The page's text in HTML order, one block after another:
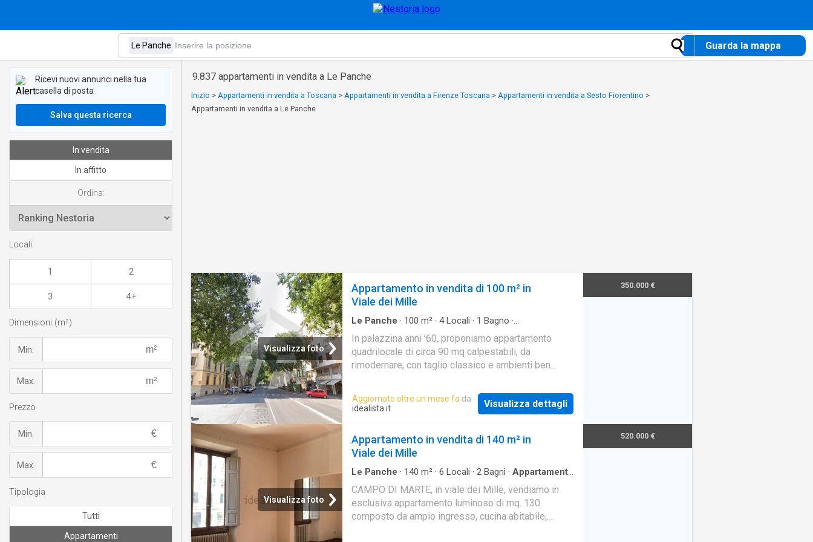
Guarda la mappa
9.837 appartamenti in vendita a Le Panche
Inizio > Appartamenti in vendita a Toscana > Appartamenti in vendita a Firenze Toscana > Appartamenti in vendita a Sesto Fiorentino >
Appartamenti in vendita a Le Panche
Visualizza foto
Appartamento in vendita di 100 m² in
Viale dei Mille
Le Panche · 100 m² · 4Locali · 1 Bagno ·
In palazzina anni ’60, proponiamo appartamento
quadrilocale di circa 90 mq calpestabili, da
rimodernare, con taglio classico e ambienti ben
cucina abitabile, soggiorno, due camere da letto,
bagno finestrato e comodo ripostiglio. Tra gli
accessori una cantina nel piano seminterrato! Punto
come secondo ingresso indipendente, senza
necessità di passaggio dal condominio
Aggiornato oltre un mese fa da
idealista.it
Visualizza dettagli
350.000 €
Visualizza foto
Appartamento in vendita di 140 m² in
Viale dei Mille
Le Panche · 140 m² · 6 Locali · 2 Bagni · Appartamento
CAMPO DI MARTE, in viale dei Mille, vendiamo in
esclusiva appartamento luminoso di mq. 130
composto da ampio ingresso, cucina abitabile,
520.000 €
Ricevi nuovi annunci nella tua
casella di posta
Salva questa ricerca
In vendita
In affitto
Ordina:
Locali
1 2
3 4+
Dimensioni (m²)
Min.
Max.
Prezzo
Min.
Max.
Tipologia
Tutti
Appartamenti